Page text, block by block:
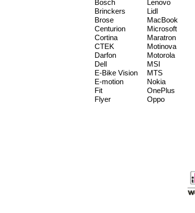
Bosch
Brinckers
Brose
Centurion
Cortina
CTEK
Darfon
Dell
E-Bike Vision
E-motion
Fit
Flyer
Lenovo
Lidl
MacBook
Microsoft
Maratron
Motinova
Motorola
MSI
MTS
Nokia
OnePlus
Oppo